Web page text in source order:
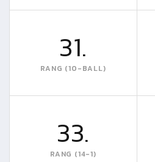
31.
RANG (10-BALL)
33.
RANG (14-1)